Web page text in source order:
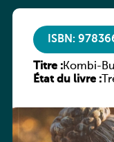
ISBN:
Titre :Kombi-
(Neue
État du livre :